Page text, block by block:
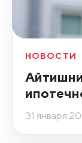
НОВОСТИ
31 января